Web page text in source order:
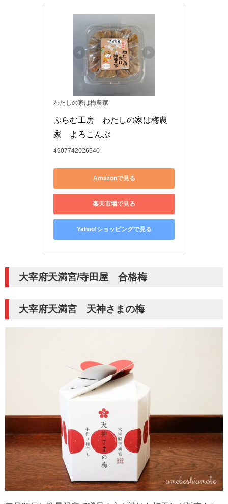
わたしの家は梅農家
ぷらむ工房　わたしの家は梅農
家　よろこんぶ
4907742026540
Amazonで見る
楽天市場で見る
Yahoo!ショッピングで見る
大宰府天満宮/寺田屋 合格梅
大宰府天満宮 天神さまの梅